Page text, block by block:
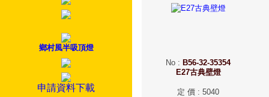
鄉村風半吸頂燈
申請資料下載
No : B56-32-35354
E27古典壁燈
定 價 : 5040